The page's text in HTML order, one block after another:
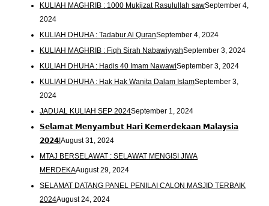
KULIAH MAGHRIB : 1000 Mukjizat Rasulullah sawSeptember 4,
2024
KULIAH DHUHA : Tadabur Al QuranSeptember 4, 2024
KULIAH MAGHRIB : Fiqh Sirah NabawiyyahSeptember 3, 2024
KULIAH DHUHA : Hadis 40 Imam NawawiSeptember 3, 2024
KULIAH DHUHA : Hak Hak Wanita Dalam IslamSeptember 3,
2024
JADUAL KULIAH SEP 2024September 1, 2024
𝗦𝗲𝗹𝗮𝗺𝗮𝘁 𝗠𝗲𝗻𝘆𝗮𝗺𝗯𝘂𝘁 𝗛𝗮𝗿𝗶 𝗞𝗲𝗺𝗲𝗿𝗱𝗲𝗸𝗮𝗮𝗻 𝗠𝗮𝗹𝗮𝘆𝘀𝗶𝗮
𝟮𝟬𝟮𝟰!August 31, 2024
MTAJ BERSELAWAT : SELAWAT MENGISI JIWA
MERDEKAAugust 29, 2024
SELAMAT DATANG PANEL PENILAI CALON MASJID TERBAIK
2024August 24, 2024